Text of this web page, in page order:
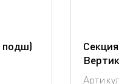
подш)
Артикул